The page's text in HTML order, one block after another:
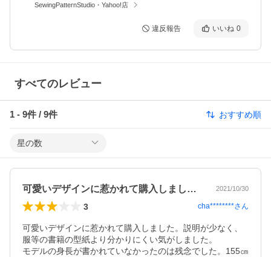
SewingPatternStudio・Yahoo!店
違反報告 いいね 0
すべてのレビュー
1 - 9件 / 9件 おすすめ順
星の数
可愛いデザインに惹かれて購入しました。… 2021/10/30
3 cha********さん
可愛いデザインに惹かれて購入しました。説明が少なく、
服等の書籍の型紙より分かりにくい気がしました。
モデルの身長が書かれていなかったのは残念でした。155㎝